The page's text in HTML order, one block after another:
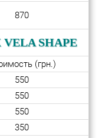
870
SHAPE
(грн.)
550
550
550
350